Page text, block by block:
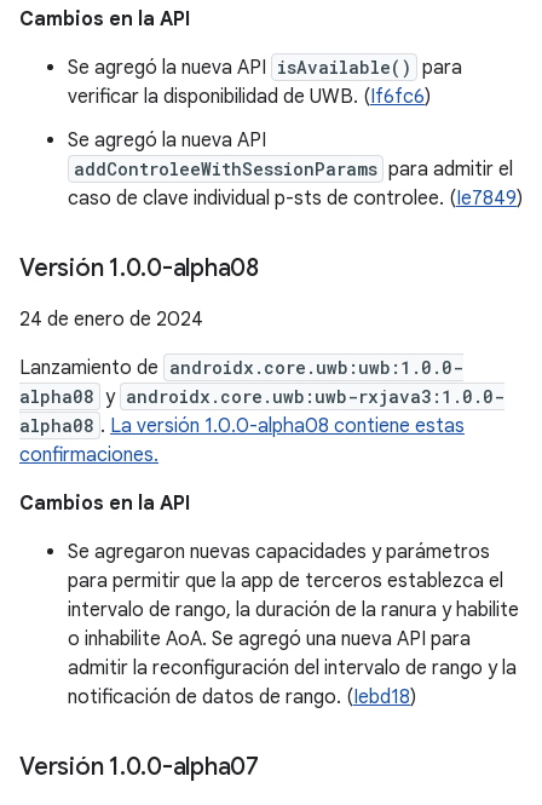
Cambios en la API
Se agregó la nueva API isAvailable() para
verificar la disponibilidad de UWB. (If6fc6)
Se agregó la nueva API
addControleeWithSessionParams para admitir el
caso de clave individual p-sts de controlee. (Ie7849)
Versión 1.0.0-alpha08
24 de enero de 2024
Lanzamiento de androidx.core.uwb:uwb:1.0.0-
alpha08 y androidx.core.uwb:uwb-rxjava3:1.0.0-
alpha08 . La versión 1.0.0-alpha08 contiene estas
confirmaciones.
Cambios en la API
Se agregaron nuevas capacidades y parámetros
para permitir que la app de terceros establezca el
intervalo de rango, la duración de la ranura y habilite
o inhabilite AoA. Se agregó una nueva API para
admitir la reconfiguración del intervalo de rango y la
notificación de datos de rango. (Iebd18)
Versión 1.0.0-alpha07